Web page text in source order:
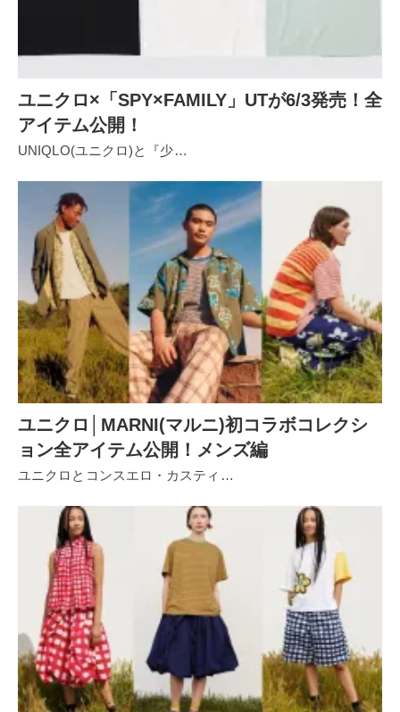
ユニクロ×「SPY×FAMILY」UTが6/3発売！全
アイテム公開！
UNIQLO(ユニクロ)と『少…
ユニクロ│MARNI(マルニ)初コラボコレクシ
ョン全アイテム公開！メンズ編
ユニクロとコンスエロ・カスティ…